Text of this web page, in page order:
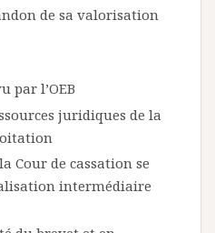
de sa valorisation
par l’OEB
juridiques de la
Cour de cassation se
intermédiaire